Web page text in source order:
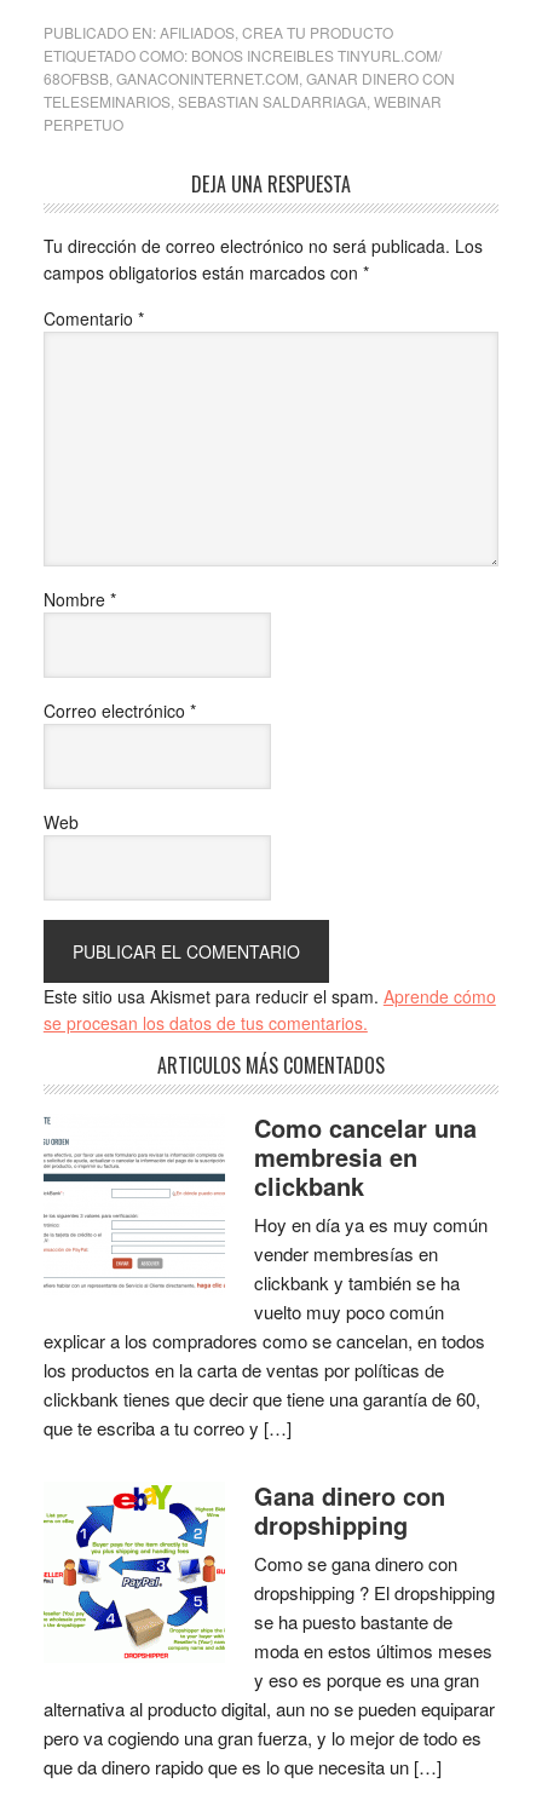
PUBLICADO EN:AFILIADOS, CREA TU PRODUCTO
ETIQUETADO COMO: BONOS INCREIBLES TINYURL.COM/​
68OFBSB, GANACONINTERNET.COM GANAR DINERO CON
TELESEMINARIOS, SEBASTIAN SALDARRIAGA, WEBINAR
PERPETUO
DEJA UNA RESPUESTA
Tu dirección de correo electrónico no será publicada. Los
campos obligatorios están marcados con *
Comentario *
Nombre *
Correo electrónico *
Web
Este sitio usa Akismet para reducir el spam. Aprende cómo
se procesan los datos de tus comentarios.
ARTICULOS MÁS COMENTADOS
Como cancelar una
membresia en
clickbank
Hoy en día ya es muy común
vender membresías en
clickbank y también se ha
vuelto muy poco común
explicar a los compradores como se cancelan, en todos
los productos en la carta de ventas por políticas de
clickbank tienes que decir que tiene una garantía de 60,
que te escriba a tu correo y […]
Gana dinero con
dropshipping
Como se gana dinero con
dropshipping ? El dropshipping
se ha puesto bastante de
moda en estos últimos meses
y eso es porque es una gran
alternativa al producto digital, aun no se pueden equiparar
pero va cogiendo una gran fuerza, y lo mejor de todo es
que da dinero rapido que es lo que necesita un […]